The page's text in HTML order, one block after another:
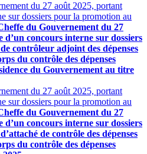
du 27 août 2025, portant
sur dossiers pour la promotion au
du Gouvernement du 27
concours interne sur dossiers
contrôleur adjoint des dépenses
du contrôle des dépenses
du Gouvernement au titre
du 27 août 2025, portant
sur dossiers pour la promotion au
du Gouvernement du 27
concours interne sur dossiers
de contrôle des dépenses
du contrôle des dépenses